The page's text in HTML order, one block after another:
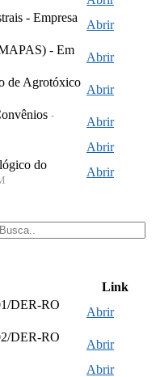
- Empresa
Abrir
- Em
Abrir
de Agrotóxico
Abrir
-
Abrir
Abrir
do
Abrir
Link
DER-RO
Abrir
DER-RO
Abrir
Abrir